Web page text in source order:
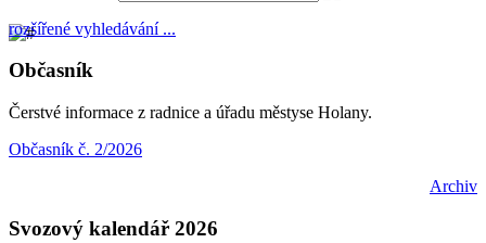
rozšířené vyhledávání ...
Občasník
Čerstvé informace z radnice a úřadu městyse Holany.
Občasník č. 2/2026
Archiv
Svozový kalendář 2026